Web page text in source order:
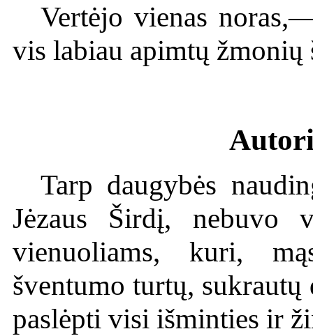
Vertėjo vienas
vis labiau apimtų žmonių
Tarp daugybės
Jėzaus Širdį, nebuvo
vienuoliams, kuri,
šventumo turtų,
paslėpti visi išminties ir